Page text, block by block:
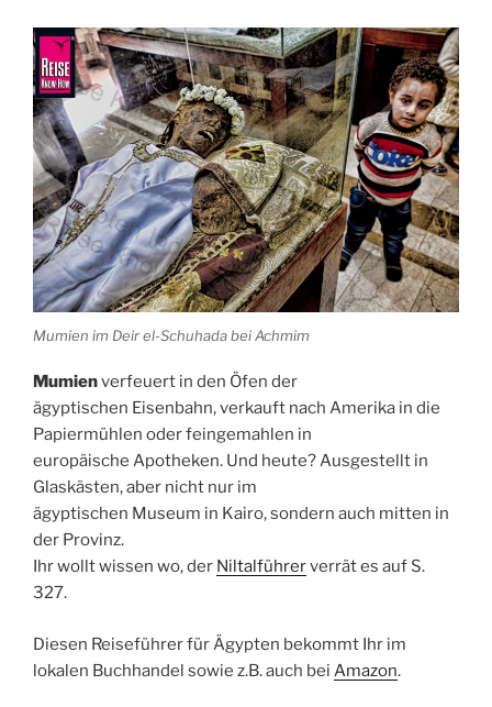
Mumien im Deir el-Schuhada bei Achmim
Mumienverfeuert in den Öfen der
ägyptischen Eisenbahn, verkauft nach Amerika in die
Papiermühlen oder feingemahlen in
europäische Apotheken. Und heute? Ausgestellt in
Glaskästen, aber nicht nur im
ägyptischen Museum in Kairo, sondern auch mitten in
der Provinz.
Ihr wollt wissen wo, der Niltalführerverrät es auf S.
327.
Diesen Reiseführer für Ägypten bekommt Ihr im
lokalen Buchhandel sowie z.B. auch bei Amazon.